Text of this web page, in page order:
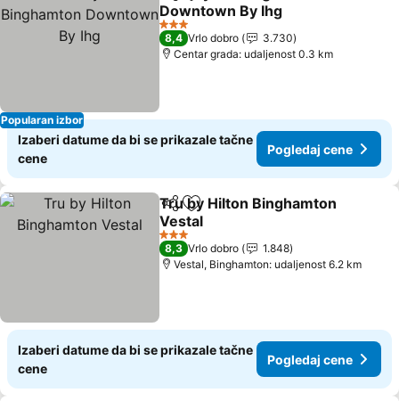
Popularan izbor
Downtown By Ihg
3 Zvezdice
8,4 Vrlo dobro
3.730
Centar grada: udaljenost 0.3 km
Izaberi datume da bi se prikazale tačne
cene
Pogledaj cene
Deli Dodati u favorite
Tru by Hilton Binghamton
Vestal
3 Zvezdice
8,3 Vrlo dobro
1.848
Vestal, Binghamton: udaljenost 6.2 km
Izaberi datume da bi se prikazale tačne
cene
Pogledaj cene